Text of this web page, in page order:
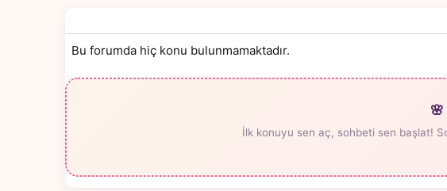
Bu forumda hiç konu bulunmamaktadır.
İlk konuyu sen aç, sohbeti sen başlat!